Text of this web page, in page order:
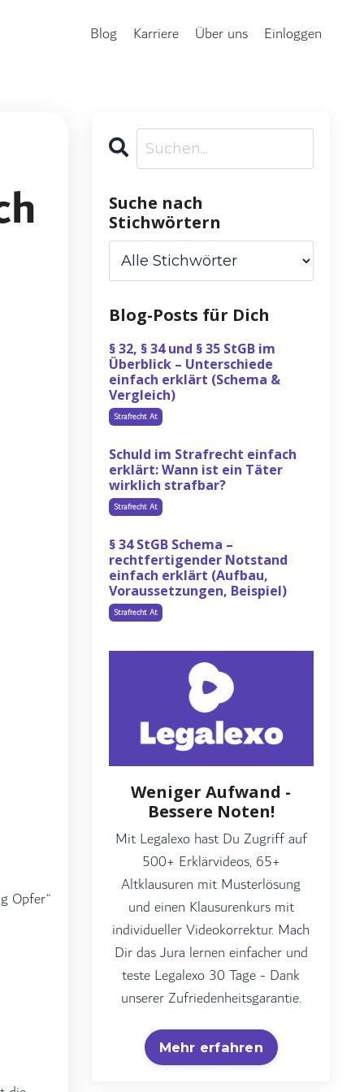
Blog Karriere Über uns Einloggen
Opfer“
Suche nach
Stichwörtern
Blog-Posts für Dich
§ 32, § 34 und § 35 StGB im
Überblick – Unterschiede
einfach erklärt (Schema &
Vergleich)
Strafrecht At
Schuld im Strafrecht einfach
erklärt: Wann ist ein Täter
wirklich strafbar?
Strafrecht At
§ 34 StGB Schema –
rechtfertigender Notstand
einfach erklärt (Aufbau,
Voraussetzungen, Beispiel)
Strafrecht At
Weniger Aufwand -
Bessere Noten!
Mit Legalexo hast Du Zugriff auf
500+ Erklärvideos, 65+
Altklausuren mit Musterlösung
und einen Klausurenkurs mit
individueller Videokorrektur. Mach
Dir das Jura lernen einfacher und
teste Legalexo 30 Tage - Dank
unserer Zufriedenheitsgarantie.
Mehr erfahren